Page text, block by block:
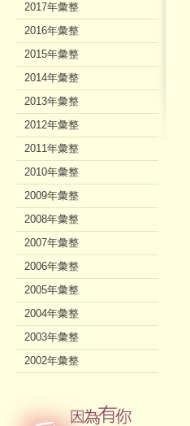
2017年彙整
2016年彙整
2015年彙整
2014年彙整
2013年彙整
2012年彙整
2011年彙整
2010年彙整
2009年彙整
2008年彙整
2007年彙整
2006年彙整
2005年彙整
2004年彙整
2003年彙整
2002年彙整